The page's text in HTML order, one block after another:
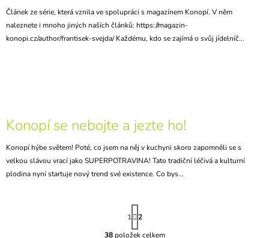
Článek ze série, která vznila ve spolupráci s magazínem Konopí. V něm
naleznete i mnoho jiných naších článků: https://magazin-
konopi.cz/author/frantisek-svejda/ Každému, kdo se zajímá o svůj jídelníč...
Konopí se nebojte a jezte ho!
Konopí hýbe světem! Poté, co jsem na něj v kuchyni skoro zapomněli se s
velkou slávou vrací jako SUPERPOTRAVINA! Tato tradiční léčivá a kulturní
plodina nyní startuje nový trend své existence. Co bys...
S
T
R
Á
1
2
38položek celkem